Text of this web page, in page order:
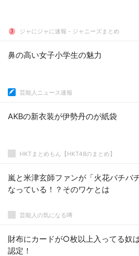
ジャにジャに速報 - ジャニーズまとめ
鼻の高い女子小学生の魅力
芸能人ニュース速報
AKBの新衣装が伊勢丹のが紙袋
HKTまとめもん【HKT48のまとめ】
嵐と米津玄師ファンが「火花バチバ
なっている！？そのワケとは
芸能人の気になる噂
財布にカードが○枚以上入ってる奴
認定！